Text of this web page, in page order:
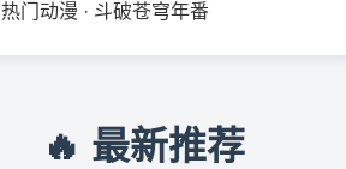
热门动漫 · 斗破苍穹年番
🔥 最新推荐